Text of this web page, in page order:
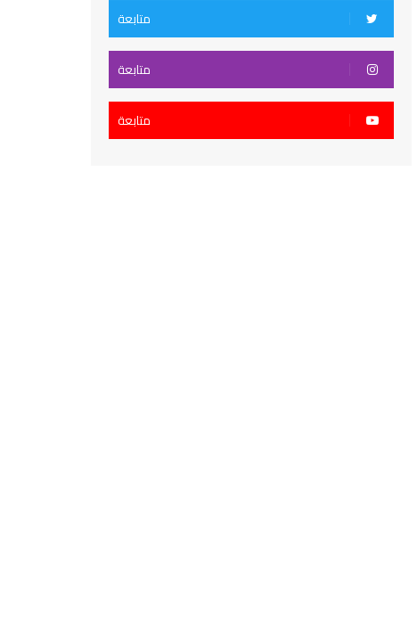
متابعة
متابعة
متابعة